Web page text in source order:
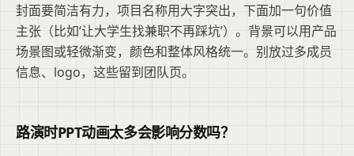
封面要简洁有力，项目名称用大字突出，下面加一句价值
主张（比如‘让大学生找兼职不再踩坑’）。背景可以用产品
场景图或轻微渐变，颜色和整体风格统一。别放过多成员
信息、logo，这些留到团队页。
路演时PPT动画太多会影响分数吗？